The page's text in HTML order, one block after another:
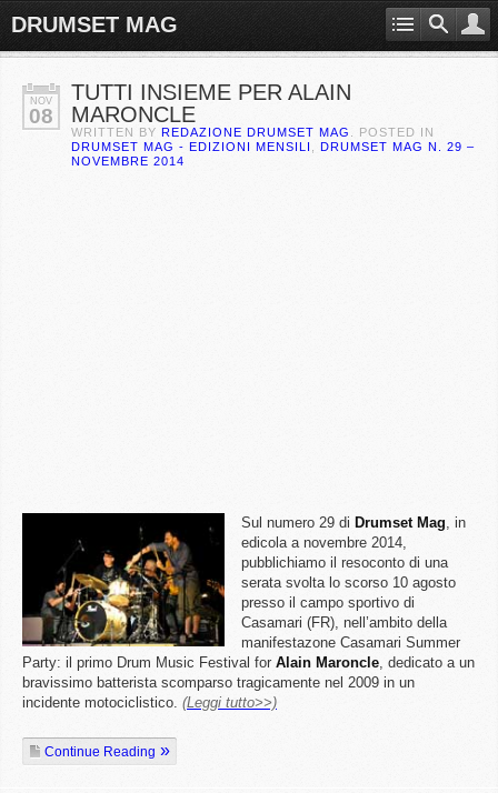
DRUMSET MAG
NOV
08
TUTTI INSIEME PER ALAIN
MARONCLE
WRITTEN BY REDAZIONE DRUMSET MAG
. POSTED IN
DRUMSET MAG - EDIZIONI MENSILI
DRUMSET MAG N. 29 –
NOVEMBRE 2014
Sul numero 29 di Drumset Mag, in
edicola a novembre 2014,
pubblichiamo il resoconto di una
serata svolta lo scorso 10 agosto
presso il campo sportivo di
Casamari (FR), nell’ambito della
manifestazone Casamari Summer
Party: il primo Drum Music Festival for Alain Maroncle, dedicato a un
bravissimo batterista scomparso tragicamente nel 2009 in un
incidente motociclistico. (Leggi tutto>>)
Continue Reading